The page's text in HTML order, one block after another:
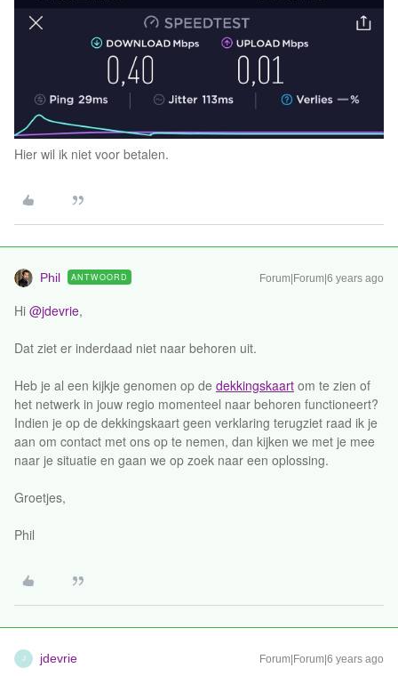
Hier wil ik niet voor betalen.
Phil ANTWOORD Forum|Forum|6 years ago
Hi @jdevrie,
Dat ziet er inderdaad niet naar behoren uit.
Heb je al een kijkje genomen op de dekkingskaart om te zien of
het netwerk in jouw regio momenteel naar behoren functioneert?
Indien je op de dekkingskaart geen verklaring terugziet raad ik je
aan om contact met ons op te nemen, dan kijken we met je mee
naar je situatie en gaan we op zoek naar een oplossing.
Groetjes,
Phil
J jdevrie Forum|Forum|6 years ago